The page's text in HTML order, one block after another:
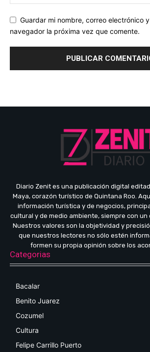
Guardar mi nombre, correo electrónico
navegador la próxima vez que comente.
Diario Zenit es una publicación digital
Maya, corazón turístico de Quintana Roo.
información turística y de negocios,
cultural y de medio ambiente, siempre con
Nuestros valores son la objetividad y
que nuestros lectores no sólo estén
formen su propia opinión sobre los
Categorias
Bacalar
Benito Juarez
Cozumel
Cultura
Felipe Carrillo Puerto